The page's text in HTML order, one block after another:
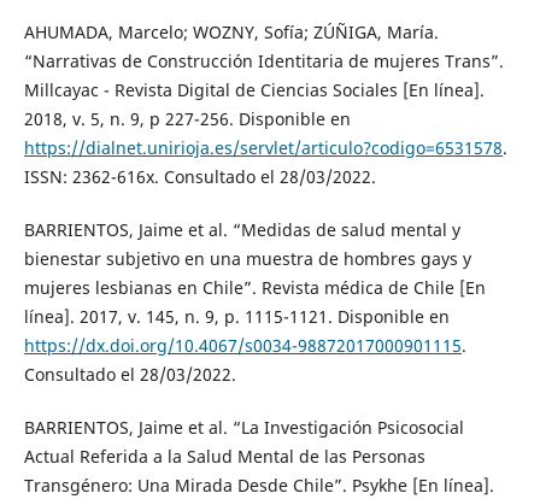
AHUMADA, Marcelo; WOZNY, Sofía; ZÚÑIGA, María.
“Narrativas de Construcción Identitaria de mujeres Trans”.
Millcayac - Revista Digital de Ciencias Sociales [En línea].
2018, v. 5, n. 9, p 227-256. Disponible en
https://dialnet.unirioja.es/servlet/articulo?codigo=6531578.
ISSN: 2362-616x. Consultado el 28/03/2022.
BARRIENTOS, Jaime et al. “Medidas de salud mental y
bienestar subjetivo en una muestra de hombres gays y
mujeres lesbianas en Chile”. Revista médica de Chile [En
línea]. 2017, v. 145, n. 9, p. 1115-1121. Disponible en
https://dx.doi.org/10.4067/s0034-98872017000901115.
Consultado el 28/03/2022.
BARRIENTOS, Jaime et al. “La Investigación Psicosocial
Actual Referida a la Salud Mental de las Personas
Transgénero: Una Mirada Desde Chile”. Psykhe [En línea].